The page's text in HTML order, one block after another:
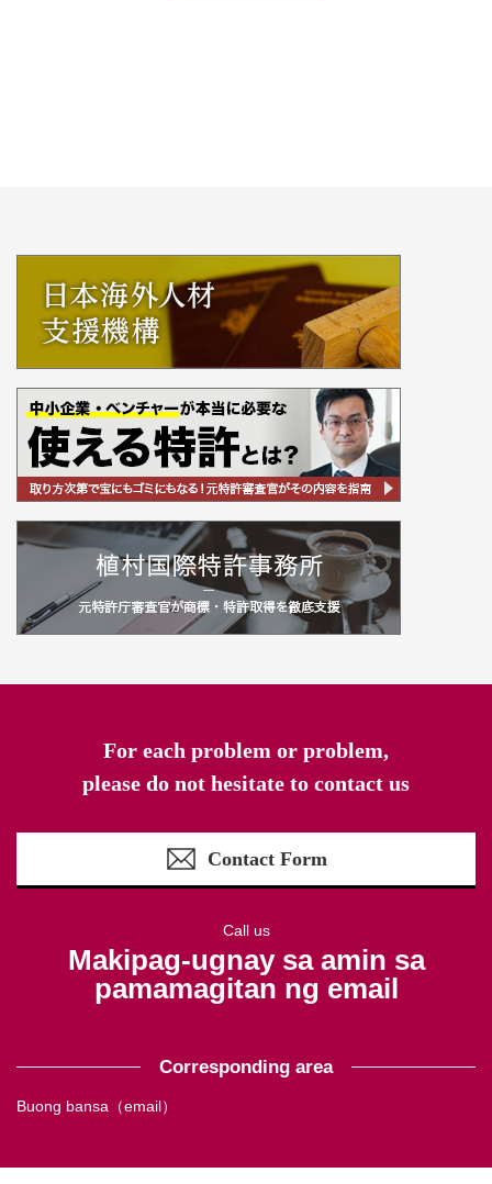
For each problem or problem,
please do not hesitate to contact us
Contact Form
Call us
Makipag-ugnay sa amin sa
pamamagitan ng email
Corresponding area
Buong bansa（email）